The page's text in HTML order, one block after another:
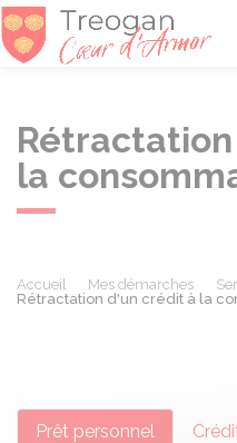
la
Accueil Mes démarches
Rétractation d'un crédit à la
Prêt personnel